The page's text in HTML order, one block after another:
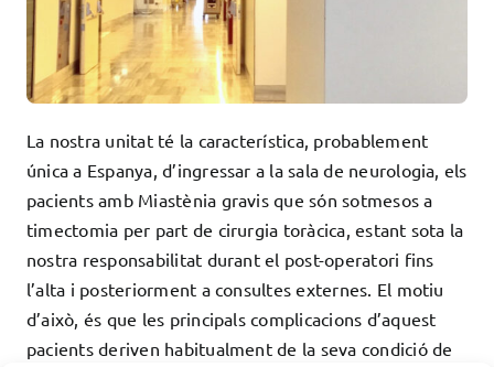
La nostra unitat té la característica, probablement
única a Espanya, d’ingressar a la sala de neurologia, els
pacients amb Miastènia gravis que són sotmesos a
timectomia per part de cirurgia toràcica, estant sota la
nostra responsabilitat durant el post-operatori fins
l’alta i posteriorment a consultes externes. El motiu
d’això, és que les principals complicacions d’aquest
pacients deriven habitualment de la seva condició de